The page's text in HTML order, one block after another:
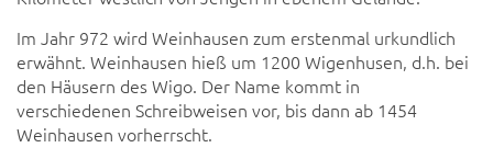
Im Jahr 972 wird Weinhausen zum erstenmal urkundlich
erwähnt. Weinhausen hieß um 1200 Wigenhusen, d.h. bei
den Häusern des Wigo. Der Name kommt in
verschiedenen Schreibweisen vor, bis dann ab 1454
Weinhausen vorherrscht.